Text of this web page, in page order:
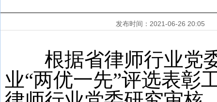
发布时间：2021-06-26 20:05
根据省律师行业党委
业“两优一先”评选表彰